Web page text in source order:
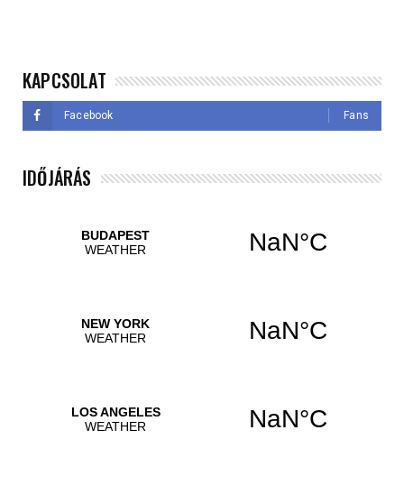
KAPCSOLAT
Facebook Fans
IDŐJÁRÁS